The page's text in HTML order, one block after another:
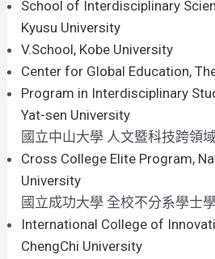
School of Interdisciplinary
Kyusu University
V.School, Kobe University
Center for Global Education,
Program in Interdisciplinary
Yat-sen University
國立中山大學 人文暨科技跨領
Cross College Elite Program,
University
國立成功大學 全校不分系學士
International College of
ChengChi University